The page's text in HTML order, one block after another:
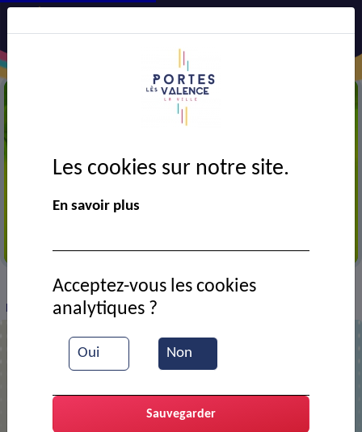
> VIE MUNICIPALE > Ressources documentaires
Les chenilles processionnaires
Les cookies sur notre site.
En savoir plus
Oui Non
Acceptez-vous les cookies
analytiques ?
Sauvegarder